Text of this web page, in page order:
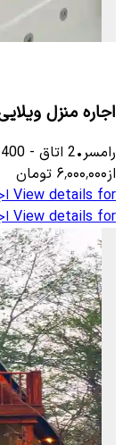
اجاره منزل
رامسر•
2 اتاق -
400
از۶٬۰۰۰٬۰۰۰ تومان
View details for
View details for